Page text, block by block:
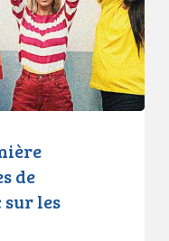
de
sur les